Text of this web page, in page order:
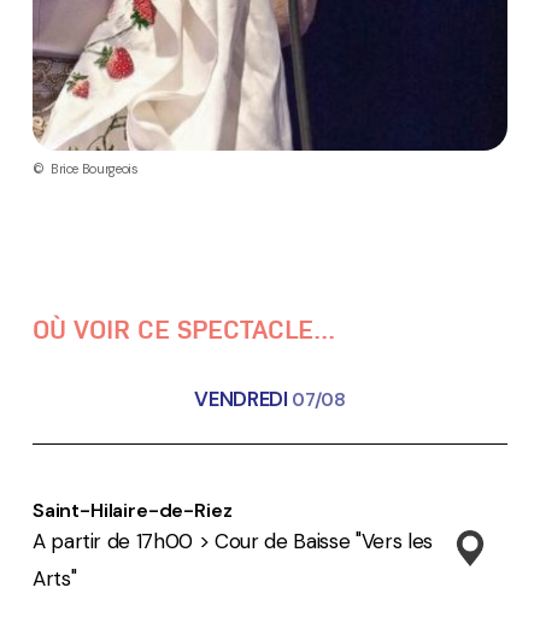
© Brice Bourgeois
OÙ VOIR CE SPECTACLE...
VENDREDI 07/08
Saint-Hilaire-de-Riez
A partir de 17h00 > Cour de Baisse "Vers les
Arts"